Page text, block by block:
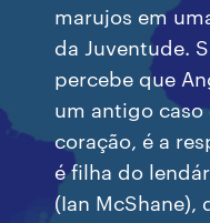
marujos em
da Juventude.
percebe que
um antigo caso
coração, é a
é filha do
(Ian McShane),